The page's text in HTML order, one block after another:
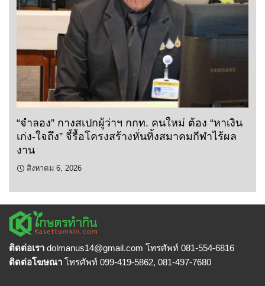
“จำลอง” กางสเปกผู้ว่าฯ กกท. คนใหม่ ต้อง “หาเงิน
เก่ง-ใจถึง” จี้รื้อโครงสร้างหั่นทิ้งสมาคมกีฬาไร้ผล
งาน
สิงหาคม 6, 2026
ติดต่อเรา dolmanus14@gmail.com โทรศัพท์ 081-554-6816
ติดต่อโฆษณา โทรศัพท์ 099-419-5862, 081-497-7680